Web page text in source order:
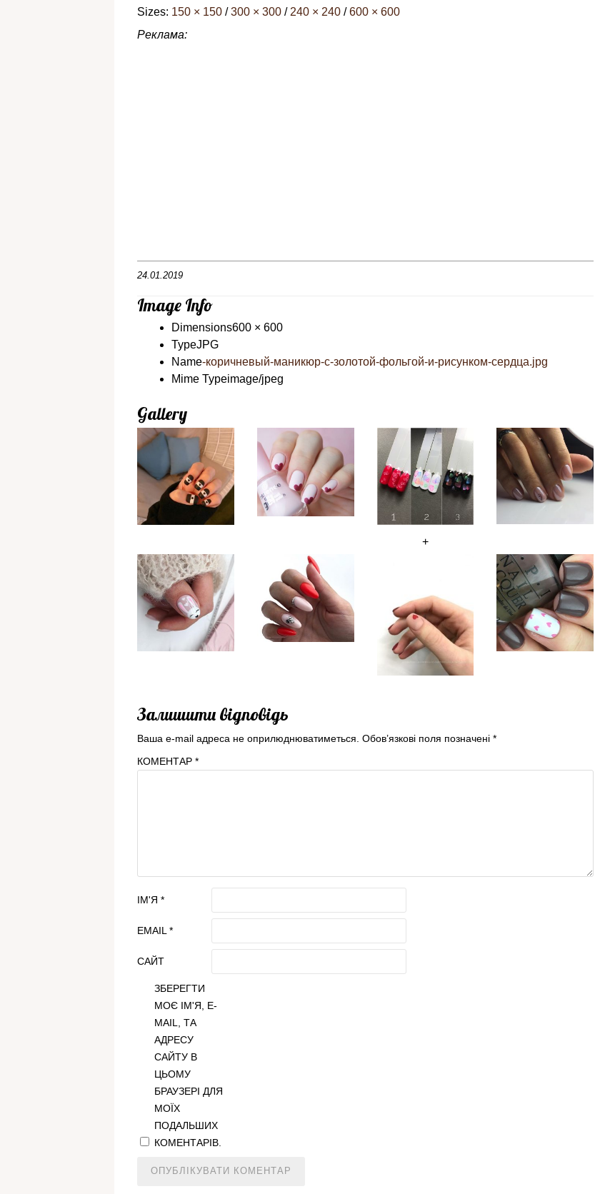
Sizes: 150 × 150 / 300 × 300 / 240 × 240 / 600 × 600
Реклама:
24.01.2019
Image Info
Dimensions600 × 600
TypeJPG
Name-коричневый-маникюр-с-золотой-фольгой-и-рисунком-сердца.jpg
Mime Typeimage/jpeg
Gallery
+
Залишити відповідь
Ваша e-mail адреса не оприлюднюватиметься. Обов’язкові поля позначені *
КОМЕНТАР *
ІМ'Я *
EMAIL *
САЙТ
ЗБЕРЕГТИ
МОЄ ІМ'Я, E-
MAIL, ТА
АДРЕСУ
САЙТУ В
ЦЬОМУ
БРАУЗЕРІ ДЛЯ
МОЇХ
ПОДАЛЬШИХ
КОМЕНТАРІВ.